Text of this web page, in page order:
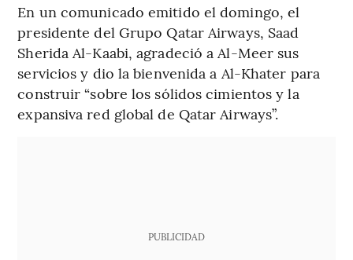
En un comunicado emitido el domingo, el
presidente del Grupo Qatar Airways, Saad
Sherida Al-Kaabi, agradeció a Al-Meer sus
servicios y dio la bienvenida a Al-Khater para
construir “sobre los sólidos cimientos y la
expansiva red global de Qatar Airways”.
PUBLICIDAD